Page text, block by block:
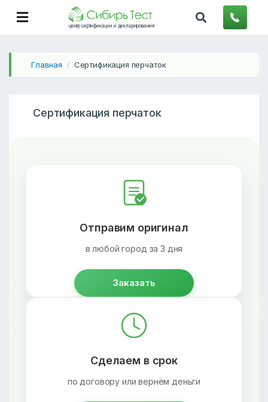
центр сертификации и декларирования
Главная / Сертификация перчаток
Сертификация перчаток
Отправим оригинал
в любой город за 3 дня
Заказать
Сделаем в срок
по договору или вернём деньги